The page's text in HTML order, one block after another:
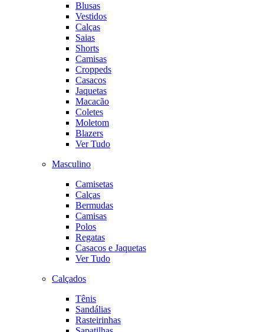
Blusas
Vestidos
Calças
Saias
Shorts
Camisas
Croppeds
Casacos
Jaquetas
Macacão
Coletes
Moletom
Blazers
Ver Tudo
Masculino
Camisetas
Calças
Bermudas
Camisas
Polos
Regatas
Casacos e Jaquetas
Ver Tudo
Calçados
Tênis
Sandálias
Rasteirinhas